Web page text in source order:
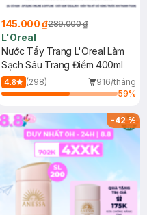
145.000 ₫289.000 ₫
L'Oreal
Nước Tẩy Trang L'Oreal Làm
Sạch Sâu Trang Điểm 400ml
4.8 (298)
916/tháng
59%
-42%